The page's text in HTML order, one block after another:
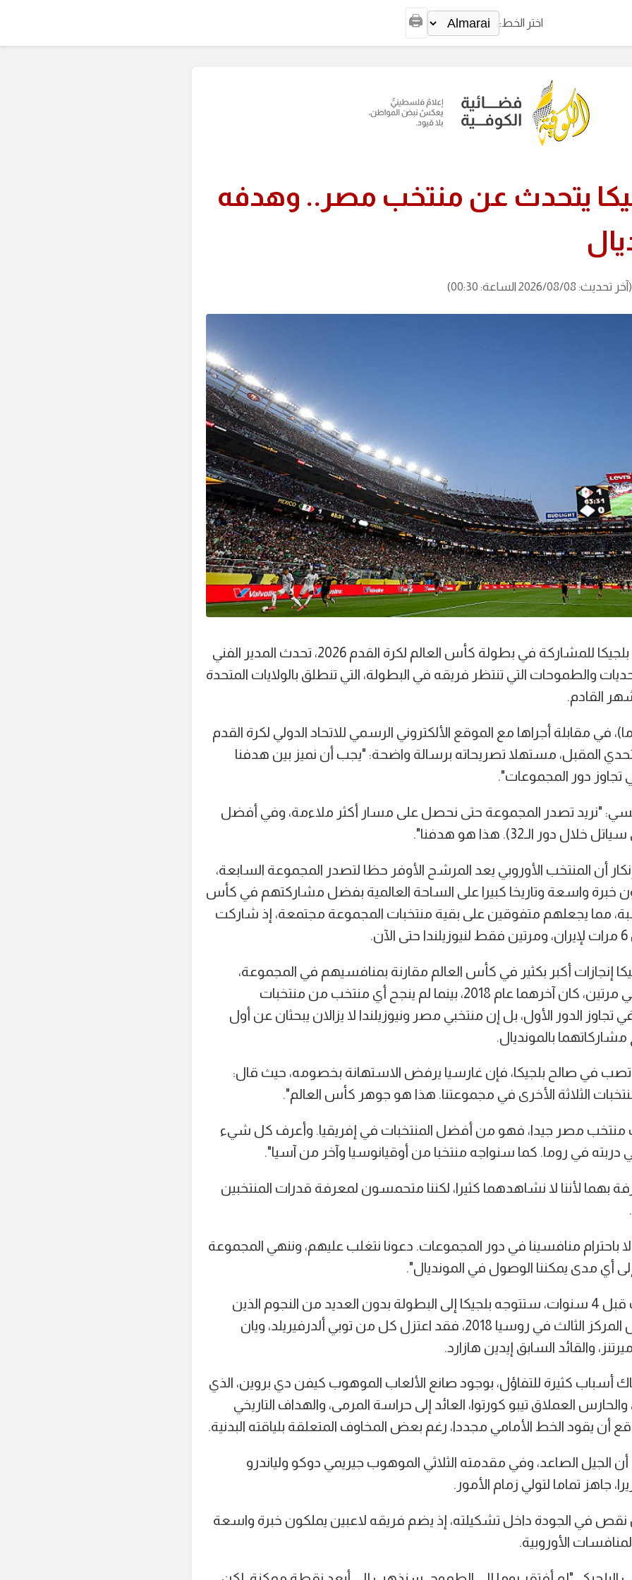
اختر الخط: 🖨️
يتحدث عن منتخب مصر.. وهدفه
مع استعداد منتخب بلجيكا للمشاركة في بطولة كأس العالم لكرة القدم 2026، تحدث المدير الفني
والطموحات التي تنتظر فريقه في البطولة، التي تنطلق بالولايات المتحدة
القادم.
غارسيا (62 عاما)، في مقابلة أجراها مع الموقع الألكتروني الرسمي للاتحاد الدولي لكرة القدم
المقبل، مستهلا تصريحاته برسالة واضحة: "يجب أن نميز بين هدفنا
تجاوز دور المجموعات".
"نريد تصدر المجموعة حتى نحصل على مسار أكثر ملاءمة، وفي أفضل
دور الـ32). هذا هو هدفنا".
أن المنتخب الأوروبي يعد المرشح الأوفر حظا لتصدر المجموعة السابعة،
خبرة واسعة وتاريخا كبيرا على الساحة العالمية بفضل مشاركتهم في كأس
خلال 14 مناسبة، مما يجعلهم متفوقين على بقية منتخبات المجموعة مجتمعة، إذ شاركت
إنجازات أكبر بكثير في كأس العالم مقارنة بمنافسيهم في المجموعة،
بعدما بلغ قبل النهائي مرتين، كان آخرهما عام 2018، بينما لم ينجح أي منتخب من منتخبات
الدور الأول، بل إن منتخبي مصر ونيوزيلندا لا يزالان يبحثان عن أول
مشاركاتهما بالمونديال.
في صالح بلجيكا، فإن غارسيا يرفض الاستهانة بخصومه، حيث قال:
الثلاثة الأخرى في مجموعتنا. هذا هو جوهر كأس العالم".
منتخب مصر جيدا، فهو من أفضل المنتخبات في إفريقيا. وأعرف كل شيء
في روما. كما سنواجه منتخبا من أوقيانوسيا وآخر من آسيا".
بهما لأننا لا نشاهدهما كثيرا، لكننا متحمسون لمعرفة قدرات المنتخبين
باحترام منافسينا في دور المجموعات. دعونا نتغلب عليهم، وننهي المجموعة
أي مدى يمكننا الوصول في المونديال".
وعلى عكس ما حدث قبل 4 سنوات، ستتوجه بلجيكا إلى البطولة بدون العديد من النجوم الذين
ساعدوها على احتلال المركز الثالث في روسيا 2018، فقد اعتزل كل من توبي ألدرفيريلد، ويان
والقائد السابق إيدين هازارد.
أسباب كثيرة للتفاؤل، بوجود صانع الألعاب الموهوب كيفن دي بروين، الذي
العملاق تيبو كورتوا، العائد إلى حراسة المرمى، والهداف التاريخي
أن يقود الخط الأمامي مجددا، رغم بعض المخاوف المتعلقة بلياقته البدنية.
الجيل الصاعد، وفي مقدمته الثلاثي الموهوب جيريمي دوكو ولياندرو
جاهز تماما لتولي زمام الأمور.
نقص في الجودة داخل تشكيلته، إذ يضم فريقه لاعبين يملكون خبرة واسعة
الأوروبية.